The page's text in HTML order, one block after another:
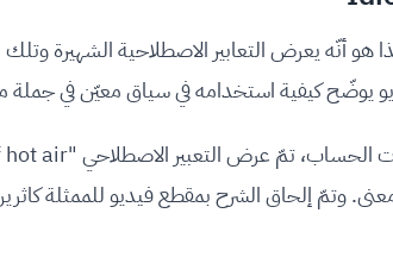
هو أنّه يعرض التعابير الاصطلاحية الشهيرة
يوضّح كيفية استخدامه في سياق معيّن في جملة
وتمّ إلحاق الشرح بمقطع فيديو للممثلة